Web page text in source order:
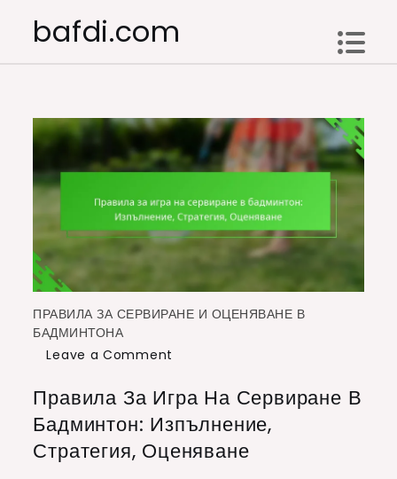
bafdi.com
ПРАВИЛА ЗА СЕРВИРАНЕ И ОЦЕНЯВАНЕ В
БАДМИНТОНА
Leave a Comment
за
игра
на
Правила За Игра На Сервиране В
Бадминтон: Изпълнение,
Стратегия, Оценяване